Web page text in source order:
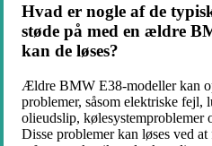
Hvad er nogle af de
støde på med en ældre
kan de løses?
Ældre BMW E38-modeller kan
problemer, såsom elektriske fejl,
olieudslip, kølesystemproblemer
Disse problemer kan løses ved